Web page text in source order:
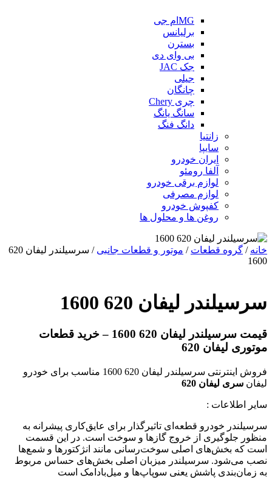
MGام جی
برلیانس
بسترن
بی وای دی
جک JAC
جیلی
چانگان
چری Chery
سانگ یانگ
دانگ فنگ
زانتیا
سایپا
ایران خودرو
آلفا رومئو
لوازم برقی خودرو
لوازم مصرفی
کفپوش خودرو
روغن ها و محلول ها
خانه / گروه قطعات / موتور و قطعات جانبی
/ سرسیلندر لیفان 620
1600
سرسیلندر لیفان 620 1600
قیمت سرسیلندر لیفان 620 1600 – خرید قطعات
موتوری لیفان 620
فروش اینترنتی سرسیلندر لیفان 620 1600 مناسب برای خودرو
لیفان سری لیفان 620
سایر اطلاعات :
سرسیلندر خودرو قطعه‌ای تاثیرگذار برای عایق‌کاری پیشرانه به
منظور جلوگیری از خروج گازها و سوخت است. در این قسمت
است که بخش‌های اصلی سوخت‌رسانی مانند انژکتورها و شمع‌ها
نصب می‌شود. سرسیلندر میزبان اصلی بخش‌های حساس مربوط
به زمان‌بندی پاشش یعنی سوپاپ‌‌ها و میل‌بادامک است